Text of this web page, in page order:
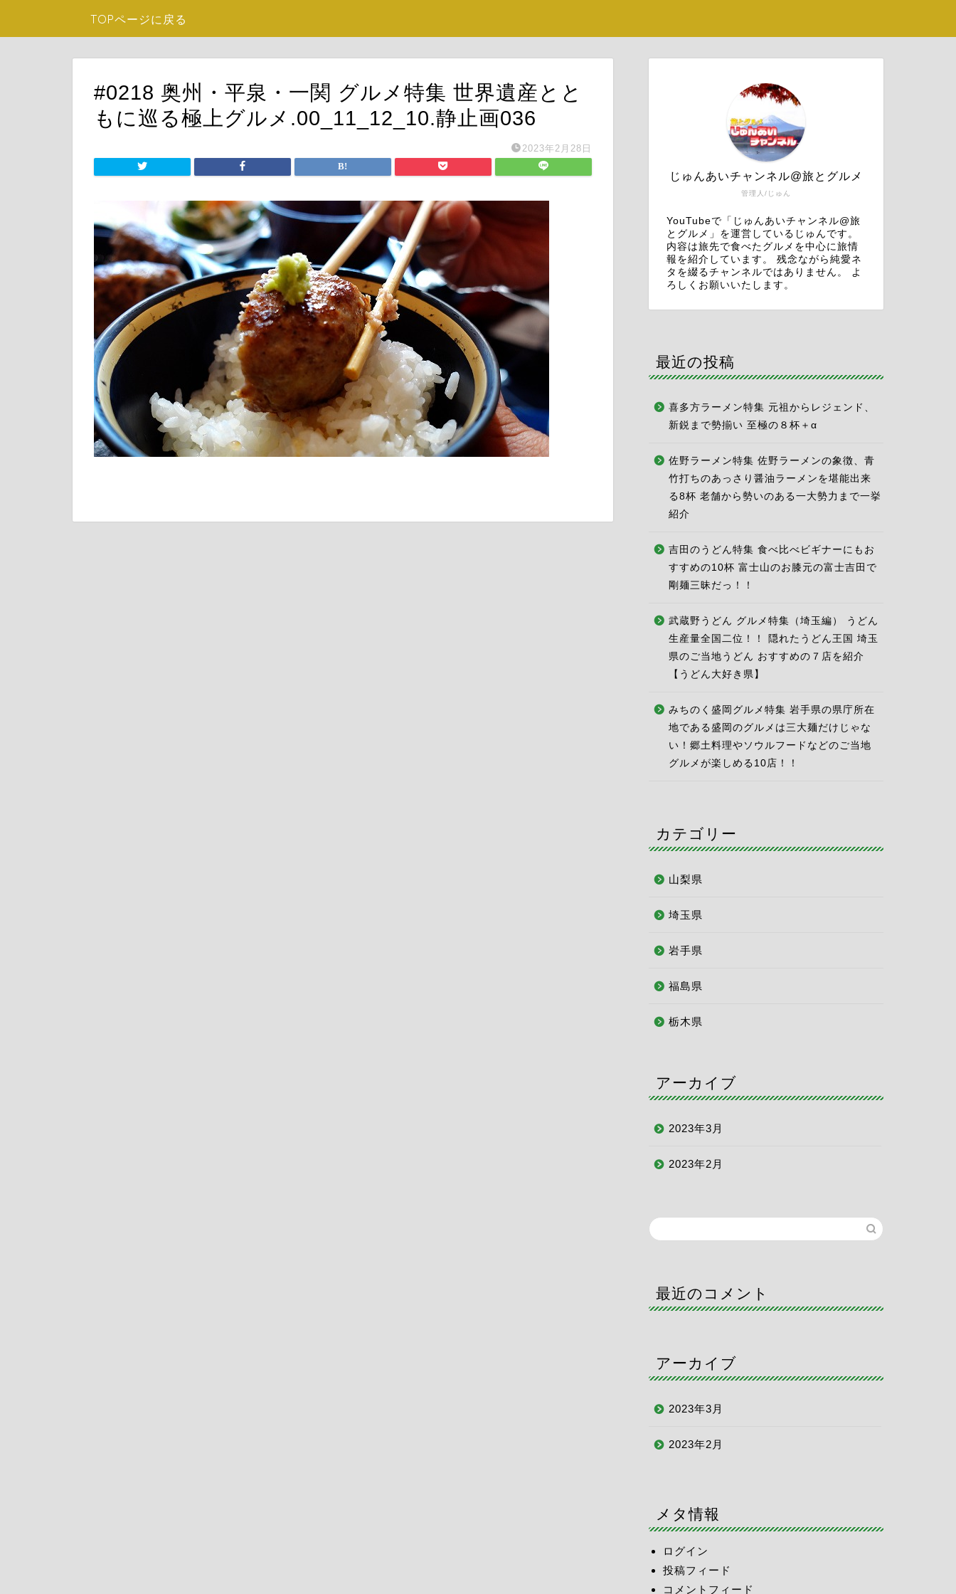
TOPページに戻る
#0218 奥州・平泉・一関 グルメ特集 世界遺産とと
もに巡る極上グルメ.00_11_12_10.静止画036
2023年2月28日
管理人/じゅん
じゅんあいチャンネル@旅とグルメ
YouTubeで「じゅんあいチャンネル@旅
とグルメ」を運営しているじゅんです。
内容は旅先で食べたグルメを中心に旅情
報を紹介しています。 残念ながら純愛ネ
タを綴るチャンネルではありません。 よ
ろしくお願いいたします。
最近の投稿
喜多方ラーメン特集 元祖からレジェンド、
新鋭まで勢揃い 至極の８杯＋α
佐野ラーメン特集 佐野ラーメンの象徴、青
竹打ちのあっさり醤油ラーメンを堪能出来
る8杯 老舗から勢いのある一大勢力まで一挙
紹介
吉田のうどん特集 食べ比べビギナーにもお
すすめの10杯 富士山のお膝元の富士吉田で
剛麺三昧だっ！！
武蔵野うどん グルメ特集（埼玉編） うどん
生産量全国二位！！ 隠れたうどん王国 埼玉
県のご当地うどん おすすめの７店を紹介
【うどん大好き県】
みちのく盛岡グルメ特集 岩手県の県庁所在
地である盛岡のグルメは三大麺だけじゃな
い！郷土料理やソウルフードなどのご当地
グルメが楽しめる10店！！
カテゴリー
山梨県
埼玉県
岩手県
福島県
栃木県
アーカイブ
2023年3月
2023年2月
最近のコメント
アーカイブ
2023年3月
2023年2月
メタ情報
ログイン
投稿フィード
コメントフィード